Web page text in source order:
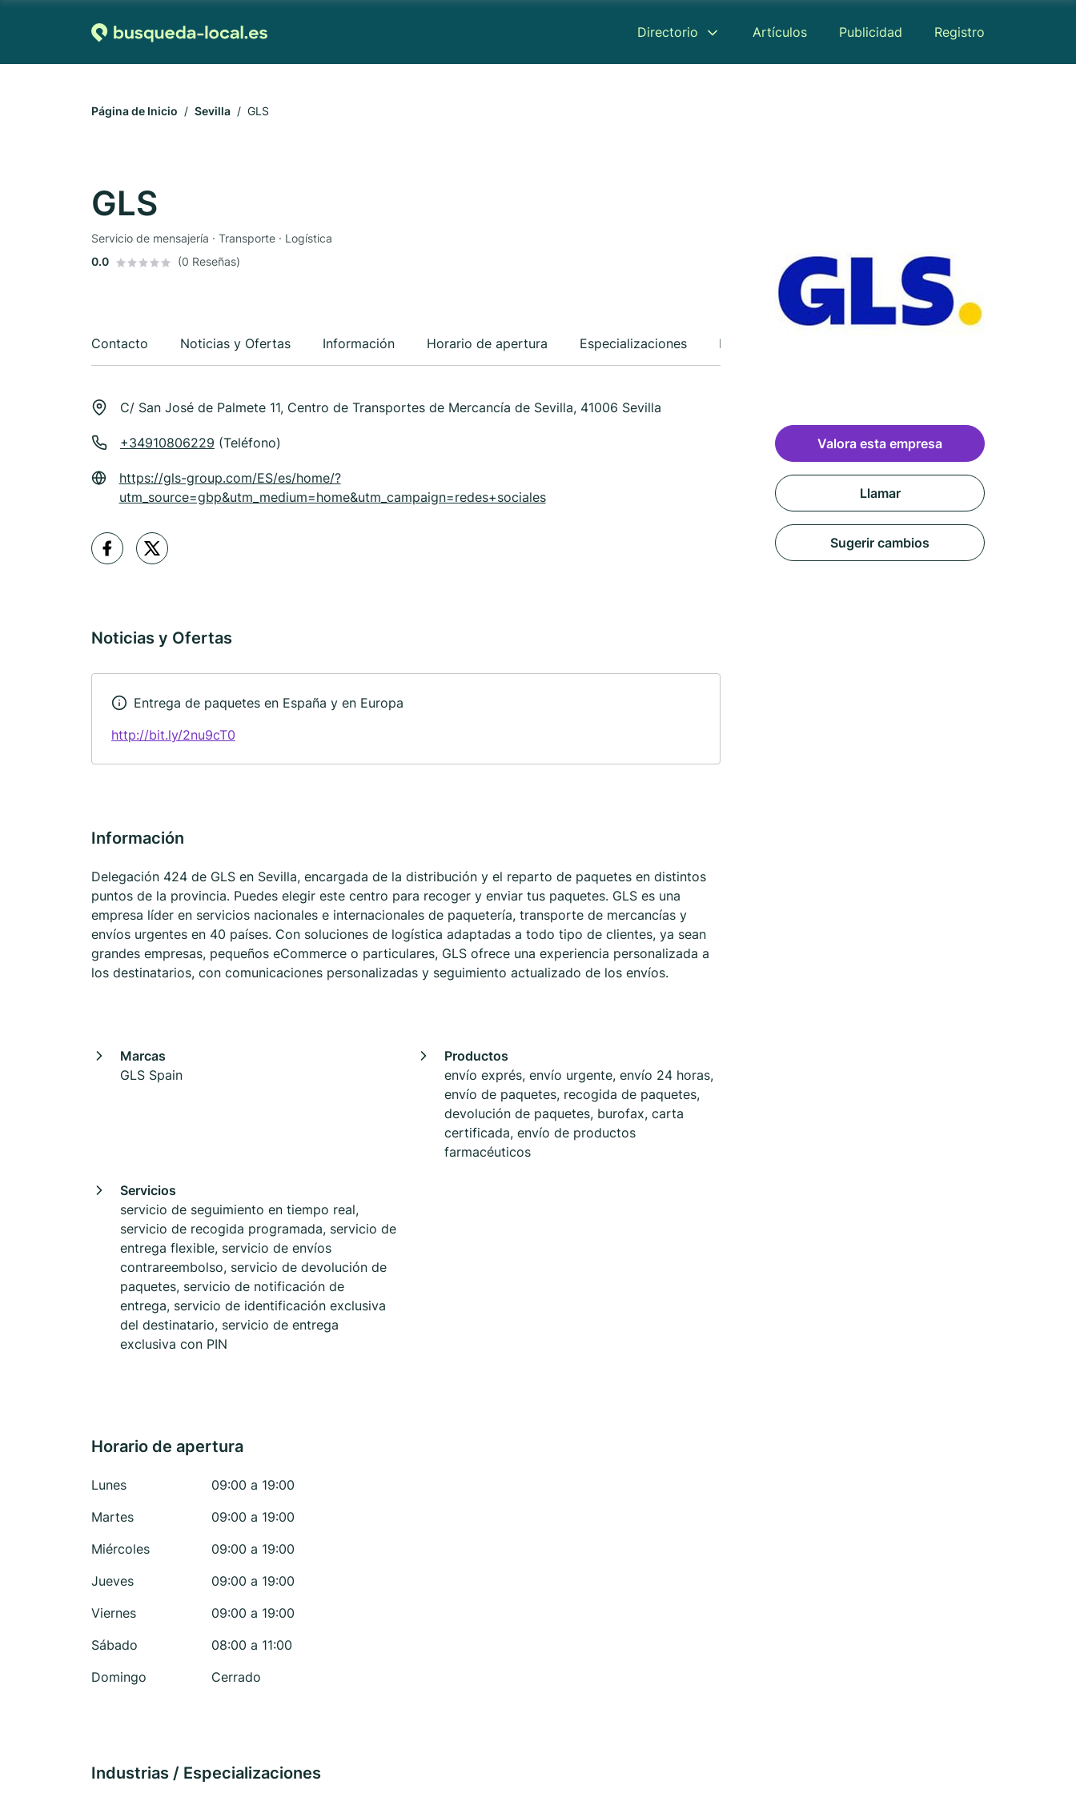
Directorio Artículos Publicidad Registro
Página de Inicio Sevilla GLS
GLS
Servicio de mensajería · Transporte · Logística
0.0
(0 Reseñas)
Contacto Noticias y Ofertas Información Horario de apertura Especializaciones Mapa
C/ San José de Palmete 11, Centro de Transportes de Mercancía de Sevilla, 41006 Sevilla
+34910806229 (Teléfono)
https://gls-group.com/ES/es/home/?
utm_source=gbp&utm_medium=home&utm_campaign=redes+sociales
Noticias y Ofertas
Entrega de paquetes en España y en Europa
http://bit.ly/2nu9cT0
Información
Delegación 424 de GLS en Sevilla, encargada de la distribución y el reparto de paquetes en distintos
puntos de la provincia. Puedes elegir este centro para recoger y enviar tus paquetes. GLS es una
empresa líder en servicios nacionales e internacionales de paquetería, transporte de mercancías y
envíos urgentes en 40 países. Con soluciones de logística adaptadas a todo tipo de clientes, ya sean
grandes empresas, pequeños eCommerce o particulares, GLS ofrece una experiencia personalizada a
los destinatarios, con comunicaciones personalizadas y seguimiento actualizado de los envíos.
Marcas
GLS Spain
Productos
envío exprés, envío urgente, envío 24 horas,
envío de paquetes, recogida de paquetes,
devolución de paquetes, burofax, carta
certificada, envío de productos
farmacéuticos
Servicios
servicio de seguimiento en tiempo real,
servicio de recogida programada, servicio de
entrega flexible, servicio de envíos
contrareembolso, servicio de devolución de
paquetes, servicio de notificación de
entrega, servicio de identificación exclusiva
del destinatario, servicio de entrega
exclusiva con PIN
Horario de apertura
Lunes
09:00 a 19:00
Martes
09:00 a 19:00
Miércoles
09:00 a 19:00
Jueves
09:00 a 19:00
Viernes
09:00 a 19:00
Sábado
08:00 a 11:00
Domingo
Cerrado
Industrias / Especializaciones
Valora esta empresa
Llamar
Sugerir cambios